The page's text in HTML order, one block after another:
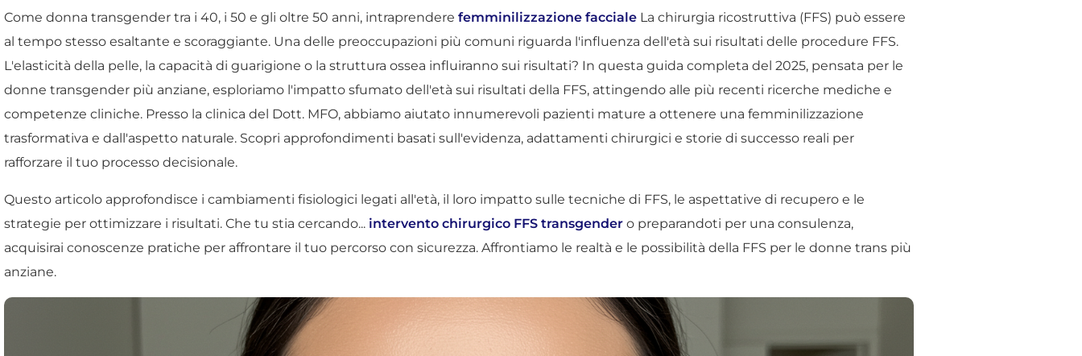
Come donna transgender tra i 40, i 50 e gli oltre 50 anni, intraprendere femminilizzazione facciale La chirurgia ricostruttiva (FFS) può essere
al tempo stesso esaltante e scoraggiante. Una delle preoccupazioni più comuni riguarda l'influenza dell'età sui risultati delle procedure FFS.
L'elasticità della pelle, la capacità di guarigione o la struttura ossea influiranno sui risultati? In questa guida completa del 2025, pensata per le
donne transgender più anziane, esploriamo l'impatto sfumato dell'età sui risultati della FFS, attingendo alle più recenti ricerche mediche e
competenze cliniche. Presso la clinica del Dott. MFO, abbiamo aiutato innumerevoli pazienti mature a ottenere una femminilizzazione
trasformativa e dall'aspetto naturale. Scopri approfondimenti basati sull'evidenza, adattamenti chirurgici e storie di successo reali per
rafforzare il tuo processo decisionale.
Questo articolo approfondisce i cambiamenti fisiologici legati all'età, il loro impatto sulle tecniche di FFS, le aspettative di recupero e le
strategie per ottimizzare i risultati. Che tu stia cercando... intervento chirurgico FFS transgender o preparandoti per una consulenza,
acquisirai conoscenze pratiche per affrontare il tuo percorso con sicurezza. Affrontiamo le realtà e le possibilità della FFS per le donne trans più
anziane.